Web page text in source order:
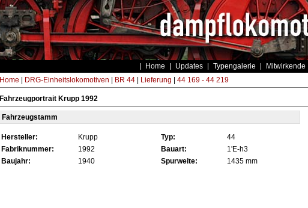
Home Updates Typengalerie Mitwirkende
Home DRG-Einheitslokomotiven BR 44| Lieferung 44 169 - 44 219
Fahrzeugportrait Krupp 1992
Fahrzeugstamm
Hersteller: Krupp Typ: 44
Fabriknummer:
1992 Bauart: 1'E-h3
Baujahr:
1940 Spurweite:
1435 mm